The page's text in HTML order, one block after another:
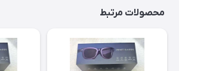
محصولات مرتبط